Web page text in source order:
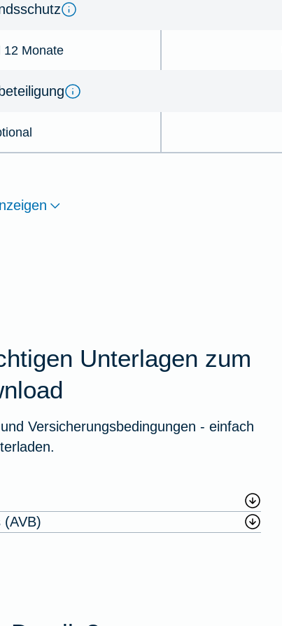
12 Monate
Unterlagen zum
Versicherungsbedingungen - einfach
(AVB)